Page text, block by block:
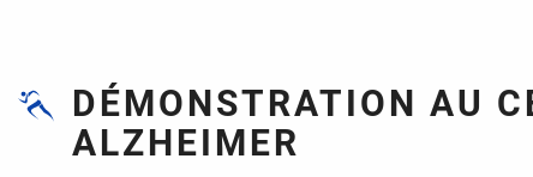
DÉMONSTRATION AU
ALZHEIMER